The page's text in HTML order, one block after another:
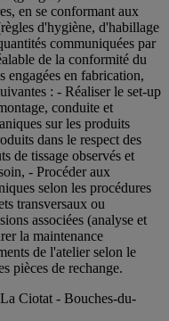
en se conformant aux
d'hygiène, d'habillage
communiquées par
de la conformité du
engagées en fabrication,
: - Réaliser le set-up
conduite et
sur les produits
dans le respect des
de tissage observés et
- Procéder aux
selon les procédures
transversaux ou
associées (analyse et
la maintenance
de l'atelier selon le
pièces de rechange.
Ciotat - Bouches-du-